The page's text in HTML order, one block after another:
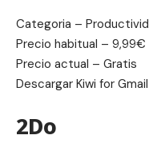
Categoria –
Precio habitual – 9,99€
Precio actual – Gratis
Descargar Kiwi for
2Do